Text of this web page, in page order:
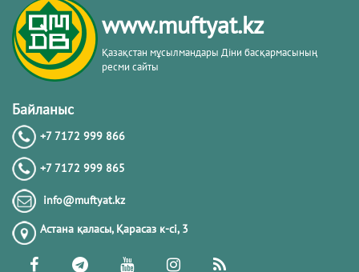
www.muftyat.kz
Қазақстан мұсылмандары Діни басқармасының
ресми сайты
Байланыс
+7 7172 999 866
+7 7172 999 865
info@muftyat.kz
Астана қаласы, Қарасаз к-сi, 3